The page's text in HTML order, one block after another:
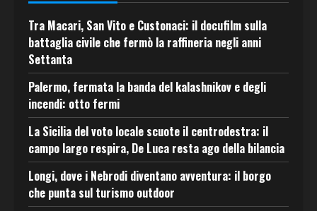
Tra Macari, San Vito e Custonaci: il docufilm sulla
battaglia civile che fermò la raffineria negli anni
Settanta
Palermo, fermata la banda del kalashnikov e degli
incendi: otto fermi
La Sicilia del voto locale scuote il centrodestra: il
campo largo respira, De Luca resta ago della bilancia
Longi, dove i Nebrodi diventano avventura: il borgo
che punta sul turismo outdoor